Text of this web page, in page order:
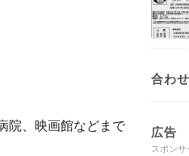
院、映画館などまで
合わ
広告
スポンサ